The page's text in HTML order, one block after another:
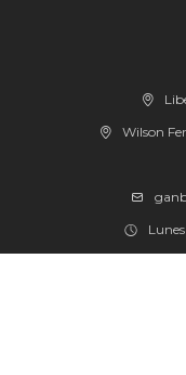
Wilson